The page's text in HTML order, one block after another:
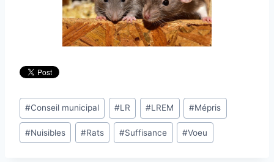
Étiquettes
de
la
#Conseil municipal #LR #LREM #Mépris
#Nuisibles #Rats #Suffisance #Voeu